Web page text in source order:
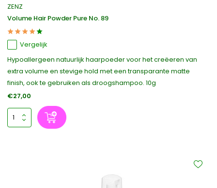
ZENZ
Volume Hair Powder Pure No. 89
Vergelijk
Hypoallergeen natuurlijk haarpoeder voor het creëeren van
extra volume en stevige hold met een transparante matte
finish, ook te gebruiken als droogshampoo. 10g
€27,00